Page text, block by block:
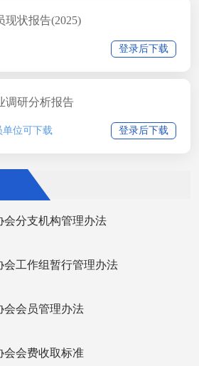
现状报告(2025)
登录后下载
调研分析报告
单位可下载 登录后下载
会分支机构管理办法
会工作组暂行管理办法
会会员管理办法
会会费收取标准